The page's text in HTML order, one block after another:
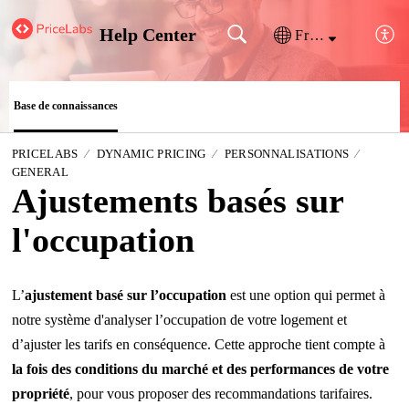
Help Center Français (France)
Base de connaissances
PRICELABS DYNAMIC PRICING
PERSONNALISATIONS
GENERAL
Ajustements basés sur
l'occupation
L’ajustement basé sur l’occupation est une option qui permet à
notre système d'analyser l’occupation de votre logement et
d’ajuster les tarifs en conséquence. Cette approche tient compte à
la fois des conditions du marché et des performances de votre
propriété, pour vous proposer des recommandations tarifaires.